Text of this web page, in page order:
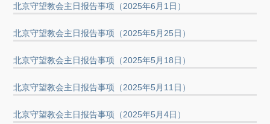
北京守望教会主日报告事项（2025年6月1日）
北京守望教会主日报告事项（2025年5月25日）
北京守望教会主日报告事项（2025年5月18日）
北京守望教会主日报告事项（2025年5月11日）
北京守望教会主日报告事项（2025年5月4日）